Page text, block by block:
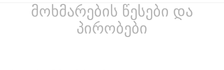
მოხმარების წესები და
პირობები